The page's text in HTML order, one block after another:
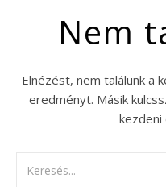
Nem
Elnézést, nem találunk a
eredményt. Másik